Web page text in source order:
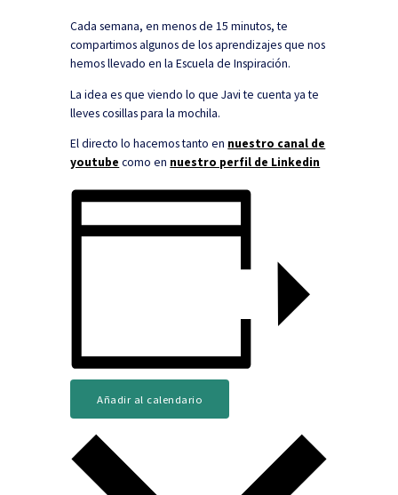
Cada semana, en menos de 15 minutos, te
compartimos algunos de los aprendizajes que nos
hemos llevado en la Escuela de Inspiración.
La idea es que viendo lo que Javi te cuenta ya te
lleves cosillas para la mochila.
El directo lo hacemos tanto en nuestro canal de
youtube como en nuestro perfil de Linkedin
Añadir al calendario